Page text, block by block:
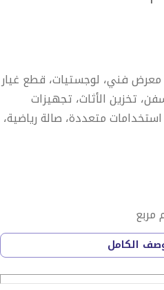
معرض فني، لوجستيات، قطع غيار
تخزين الأثاث، تجهيزات
متعددة، صالة رياضية،
الكامل